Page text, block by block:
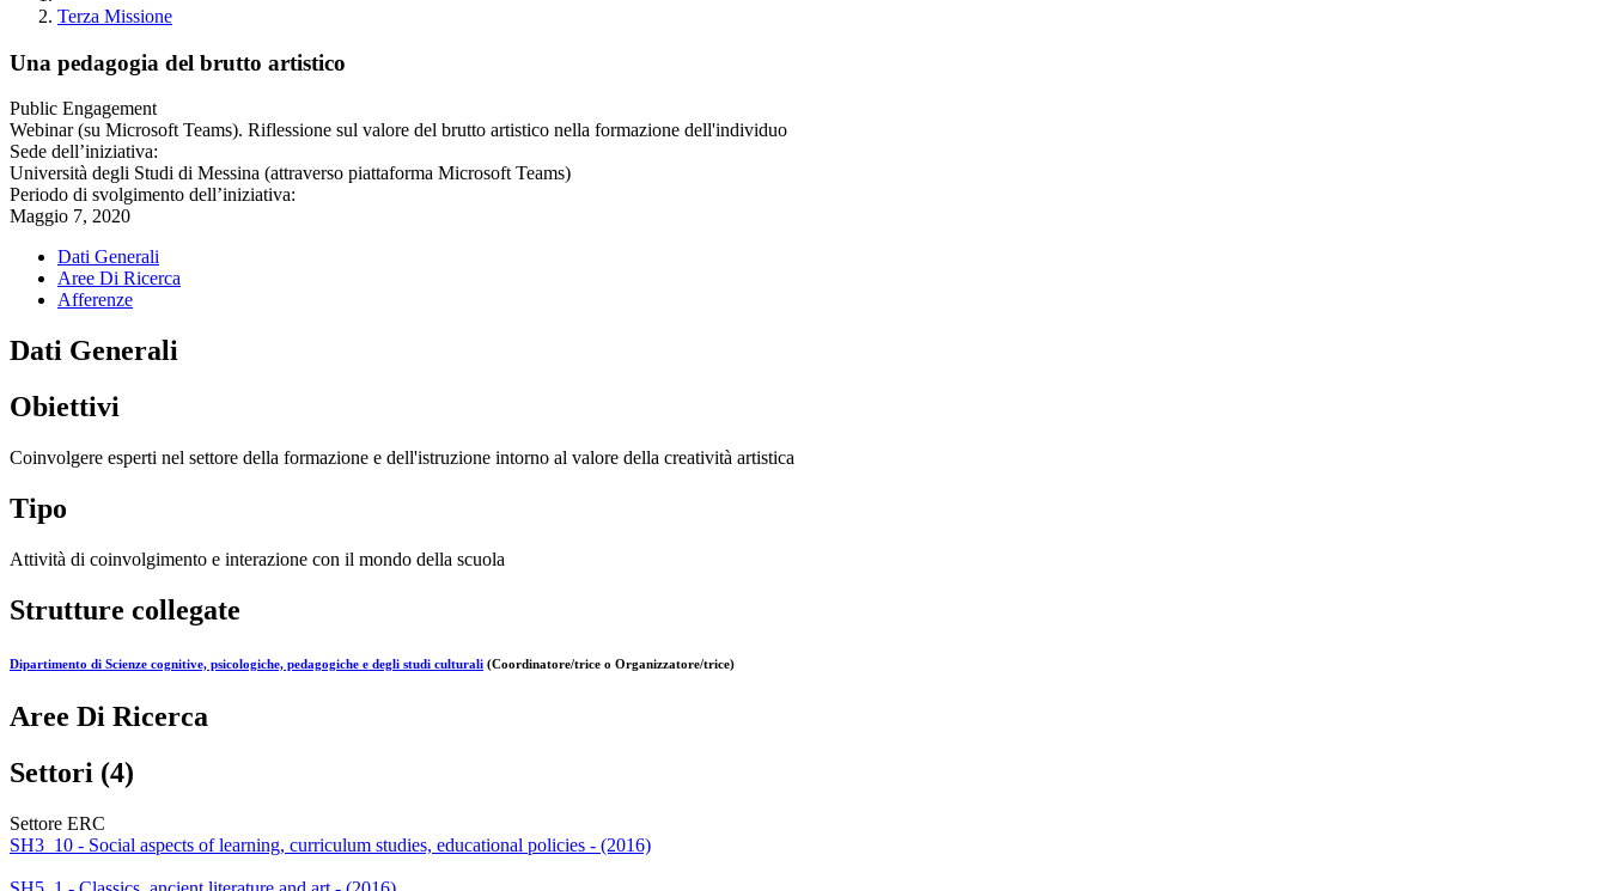
Terza Missione
Una pedagogia del brutto artistico
Public Engagement
Webinar (su Microsoft Teams). Riflessione sul valore del brutto artistico nella formazione dell'individuo
Sede dell’iniziativa:
Università degli Studi di Messina (attraverso piattaforma Microsoft Teams)
Periodo di svolgimento dell’iniziativa:
Maggio 7, 2020
Dati Generali
Aree Di Ricerca
Afferenze
Dati Generali
Obiettivi
Coinvolgere esperti nel settore della formazione e dell'istruzione intorno al valore della creatività artistica
Tipo
Attività di coinvolgimento e interazione con il mondo della scuola
Strutture collegate
Dipartimento di Scienze cognitive, psicologiche, pedagogiche e degli studi culturali (Coordinatore/trice o Organizzatore/trice)
Aree Di Ricerca
Settori (4)
Settore ERC
SH3_10 - Social aspects of learning, curriculum studies, educational policies - (2016)